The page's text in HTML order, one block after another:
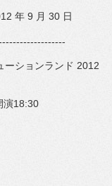
年 9 月 30 日
ーションランド 2012
演18:30